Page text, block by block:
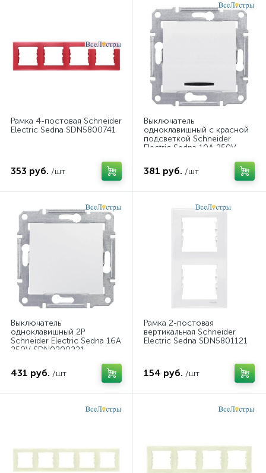
Рамка 4-постовая Schneider
Electric Sedna SDN5800741
353 руб. /шт
Выключатель
одноклавишный с красной
подсветкой Schneider
Electric Sedna 10A 250V
381 руб. /шт
Выключатель
одноклавишный 2P
Schneider Electric Sedna 16A
250V SDN0200221
431 руб. /шт
Рамка 2-постовая
вертикальная Schneider
Electric Sedna SDN5801121
154 руб. /шт